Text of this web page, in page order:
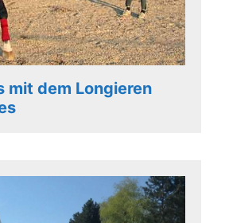
mit dem Longieren